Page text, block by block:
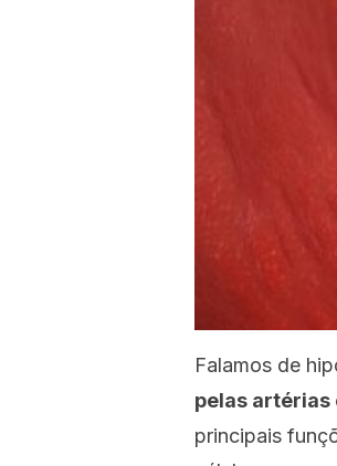
Falamos de
pelas artérias
principais